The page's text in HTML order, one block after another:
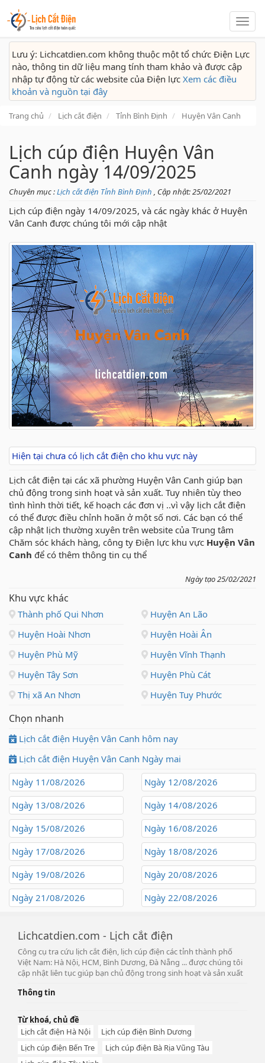
Lịch
cắt
Lưu ý: Lichcatdien.com không thuộc một tổ chức Điện Lực
nào, thông tin dữ liệu mang tính tham khảo và được cập
nhập tự động từ các website của Điện lực Xem các điều
khoản và nguồn tại đây
Trang chủ Lịch cắt điện Tỉnh Bình Định Huyện Vân Canh
Lịch cúp điện Huyện Vân
Canh ngày 14/09/2025
Chuyên mục :Lịch cắt điện Tỉnh Bình Định , Cập nhật: 25/02/2021
Lịch cúp điện ngày 14/09/2025, và các ngày khác ở Huyện
Vân Canh được chúng tôi mới cập nhật
Hiện tại chưa có lịch cắt điện cho khu vực này
Lịch cắt điện tại các xã phường Huyện Vân Canh giúp bạn
chủ động trong sinh hoạt và sản xuất. Tuy nhiên tùy theo
tình hình thời tiết, kế hoạch các đơn vị ..vì vậy lịch cắt điện
có thể được điều chỉnh hoãn ở một số nơi. Các bạn có thể
cập nhật lịch thường xuyên trên website của Trung tâm
Chăm sóc khách hàng, công ty Điện lực khu vực Huyện Vân
Canh để có thêm thông tin cụ thể
Ngày tạo 25/02/2021
Khu vực khác
Thành phố Qui Nhơn
Huyện An Lão
Huyện Hoài Nhơn
Huyện Hoài Ân
Huyện Phù Mỹ
Huyện Vĩnh Thạnh
Huyện Tây Sơn
Huyện Phù Cát
Thị xã An Nhơn
Huyện Tuy Phước
Chọn nhanh
Lịch cắt điện Huyện Vân Canh hôm nay
Lịch cắt điện Huyện Vân Canh Ngày mai
Ngày 11/08/2026
Ngày 12/08/2026
Ngày 13/08/2026
Ngày 14/08/2026
Ngày 15/08/2026
Ngày 16/08/2026
Ngày 17/08/2026
Ngày 18/08/2026
Ngày 19/08/2026
Ngày 20/08/2026
Ngày 21/08/2026
Ngày 22/08/2026
Lichcatdien.com - Lịch cắt điện
Công cụ tra cứu lịch cắt điện, lịch cúp điện các tỉnh thành phố
Việt Nam: Hà Nội, HCM, Bình Dương, Đà Nẵng ... được chúng tôi
cập nhật liên tục giúp bạn chủ động trong sinh hoạt và sản xuất
Thông tin
Từ khoá, chủ đề
Lịch cắt điện Hà Nội
Lịch cúp điện Bình Dương
Lịch cúp điện Bến Tre
Lịch cúp điện Bà Rịa Vũng Tàu